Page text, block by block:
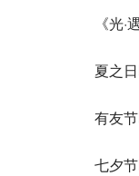
《光
夏之
有友
七夕